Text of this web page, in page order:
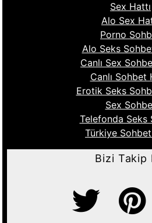
Sex Hattı
Alo Sex
Porno
Alo Seks
Canlı Sex
Canlı Sohbet
Erotik Seks
Sex
Telefonda Seks
Türkiye
Bizi Takip